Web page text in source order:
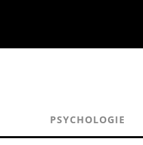
PSYCHOLOGIE